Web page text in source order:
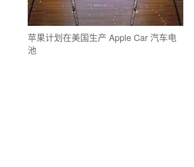
苹果计划在美国生产 Apple Car 汽车电
池